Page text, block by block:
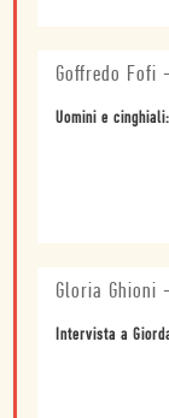
Goffredo Fofi -
Uomini e
Gloria Ghioni -
Intervista a